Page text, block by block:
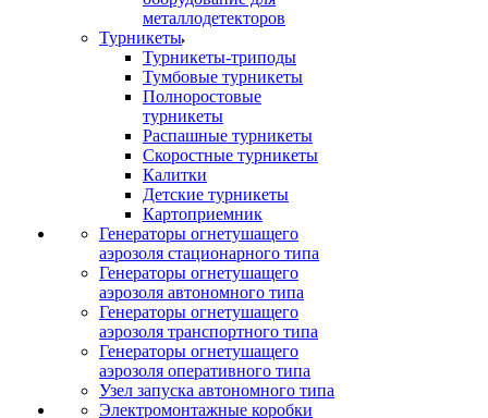
металлодетекторов
Турникеты
Турникеты-триподы
Тумбовые турникеты
Полноростовые
турникеты
Распашные турникеты
Скоростные турникеты
Калитки
Детские турникеты
Картоприемник
Генераторы огнетушащего
аэрозоля стационарного типа
Генераторы огнетушащего
аэрозоля автономного типа
Генераторы огнетушащего
аэрозоля транспортного типа
Генераторы огнетушащего
аэрозоля оперативного типа
Узел запуска автономного типа
Электромонтажные коробки